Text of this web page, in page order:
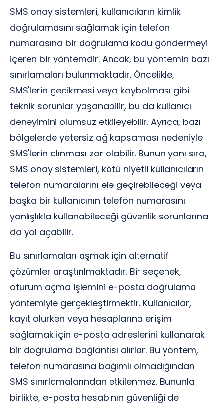
SMS onay sistemleri, kullanıcıların kimlik
doğrulamasını sağlamak için telefon
numarasına bir doğrulama kodu göndermeyi
içeren bir yöntemdir. Ancak, bu yöntemin bazı
sınırlamaları bulunmaktadır. Öncelikle,
SMS'lerin gecikmesi veya kaybolması gibi
teknik sorunlar yaşanabilir, bu da kullanıcı
deneyimini olumsuz etkileyebilir. Ayrıca, bazı
bölgelerde yetersiz ağ kapsaması nedeniyle
SMS'lerin alınması zor olabilir. Bunun yanı sıra,
SMS onay sistemleri, kötü niyetli kullanıcıların
telefon numaralarını ele geçirebileceği veya
başka bir kullanıcının telefon numarasını
yanlışlıkla kullanabileceği güvenlik sorunlarına
da yol açabilir.
Bu sınırlamaları aşmak için alternatif
çözümler araştırılmaktadır. Bir seçenek,
oturum açma işlemini e-posta doğrulama
yöntemiyle gerçekleştirmektir. Kullanıcılar,
kayıt olurken veya hesaplarına erişim
sağlamak için e-posta adreslerini kullanarak
bir doğrulama bağlantısı alırlar. Bu yöntem,
telefon numarasına bağımlı olmadığından
SMS sınırlamalarından etkilenmez. Bununla
birlikte, e-posta hesabının güvenliği de